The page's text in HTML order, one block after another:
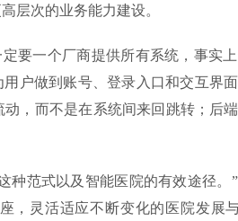
层次的业务能力建设。
要一个厂商提供所有系统，事实
户做到账号、登录入口和交互界
，而不是在系统间来回跳转；后
种范式以及智能医院的有效途径。
，灵活适应不断变化的医院发展